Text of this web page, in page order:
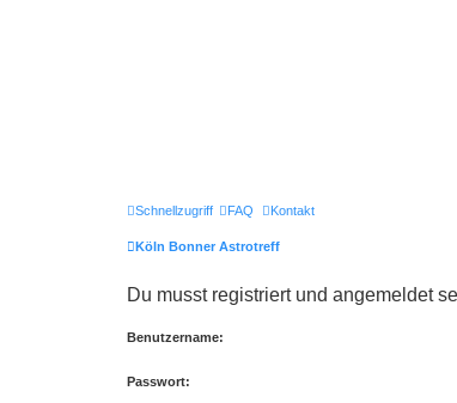
Schnellzugriff FAQ Kontakt
Köln Bonner Astrotreff
Du musst registriert und angemeldet
Benutzername:
Passwort: